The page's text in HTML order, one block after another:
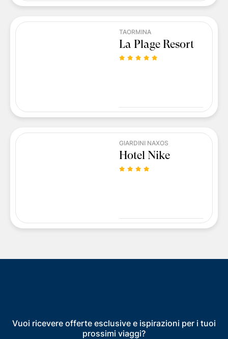
TAORMINA
La Plage Resort
GIARDINI NAXOS
Hotel Nike
Vuoi ricevere offerte esclusive e ispirazioni per i tuoi
prossimi viaggi?